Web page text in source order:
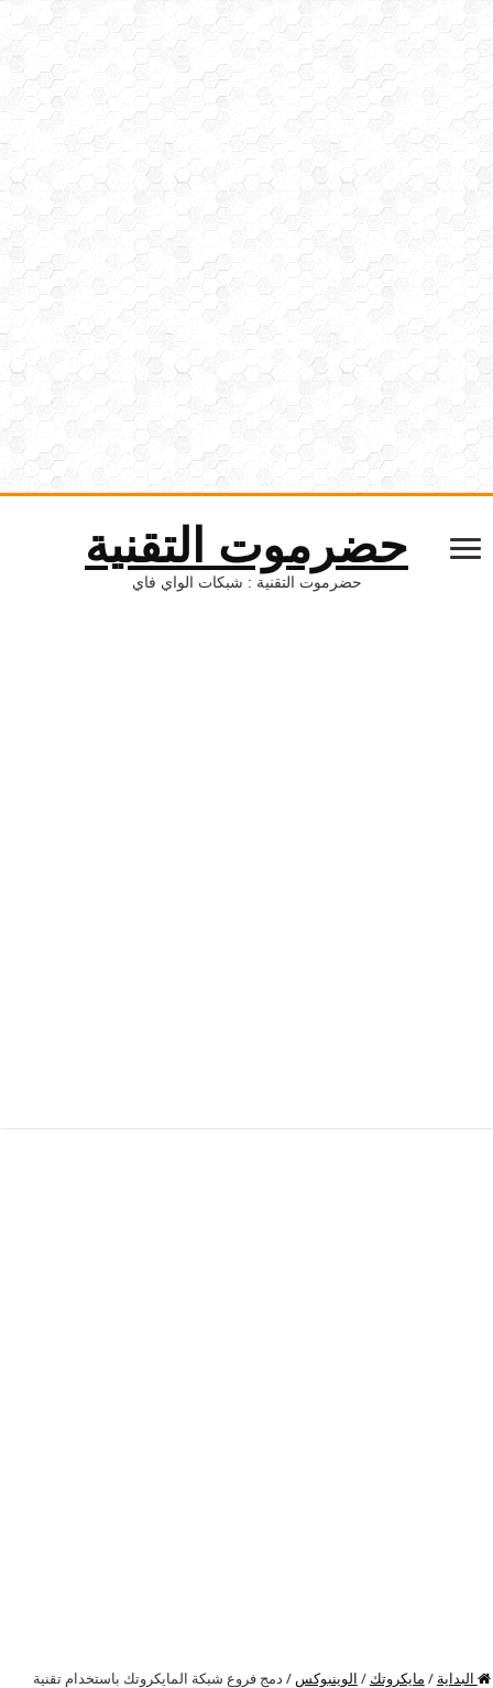
حضرموت التقنية
حضرموت التقنية : شبكات الواي فاي
البداية / مايكروتك / الوينبوكس / دمج فروع شبكة المايكروتك باستخدام تقنية